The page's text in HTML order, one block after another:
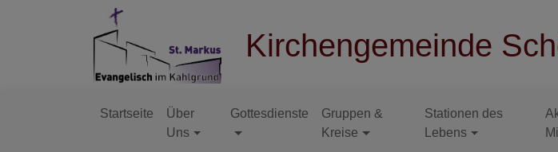
Kirchengemeinde
Hauptnavigation
Startseite
Über
Uns
Gottesdienste
Gruppen &
Kreise
Stationen des
Lebens